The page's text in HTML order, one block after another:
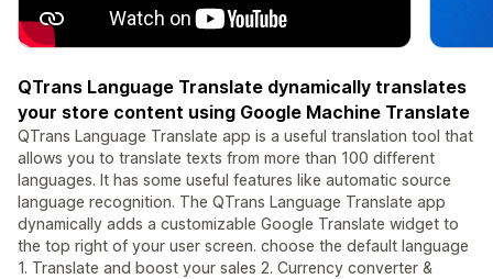
QTrans Language Translate dynamically translates
your store content using Google Machine Translate
QTrans Language Translate app is a useful translation tool that
allows you to translate texts from more than 100 different
languages. It has some useful features like automatic source
language recognition. The QTrans Language Translate app
dynamically adds a customizable Google Translate widget to
the top right of your user screen. choose the default language
1. Translate and boost your sales 2. Currency converter &